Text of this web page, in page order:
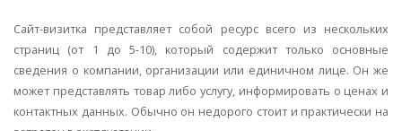
Сайт-визитка представляет собой ресурс всего из нескольких
страниц (от 1 до 5-10), который содержит только основные
сведения о компании, организации или единичном лице. Он же
может представлять товар либо услугу, информировать о ценах и
контактных данных. Обычно он недорого стоит и практически на